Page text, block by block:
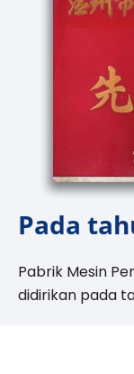
Pada
Pabrik Mesin
didirikan pada